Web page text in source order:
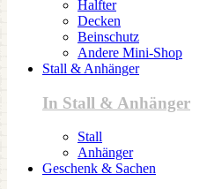
Halfter
Decken
Beinschutz
Andere Mini-Shop
Stall & Anhänger
In Stall & Anhänger
Stall
Anhänger
Geschenk & Sachen